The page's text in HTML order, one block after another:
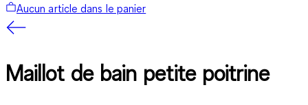
Aucun article dans le panier
Maillot de bain petite poitrine